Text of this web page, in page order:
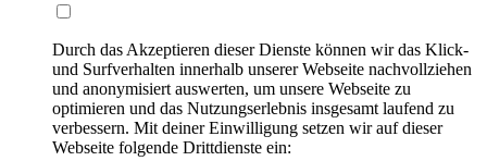
Durch das Akzeptieren dieser Dienste können wir das Klick-
und Surfverhalten innerhalb unserer Webseite nachvollziehen
und anonymisiert auswerten, um unsere Webseite zu
optimieren und das Nutzungserlebnis insgesamt laufend zu
verbessern. Mit deiner Einwilligung setzen wir auf dieser
Webseite folgende Drittdienste ein: